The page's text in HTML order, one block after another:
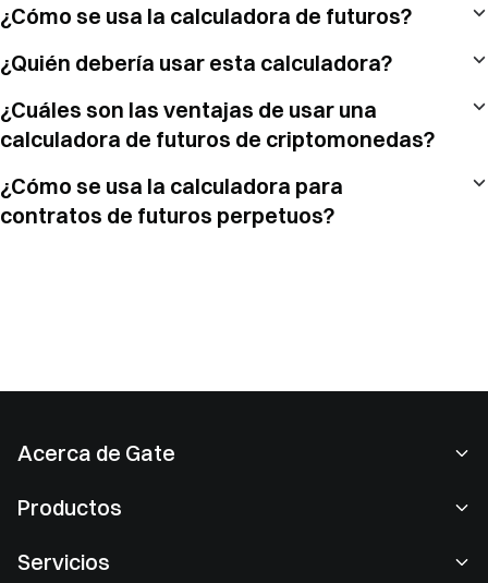
¿Cómo se usa la calculadora de futuros?
¿Quién debería usar esta calculadora?
¿Cuáles son las ventajas de usar una
calculadora de futuros de criptomonedas?
¿Cómo se usa la calculadora para
contratos de futuros perpetuos?
Acerca de Gate
Sala de prensa
Productos
Servicios